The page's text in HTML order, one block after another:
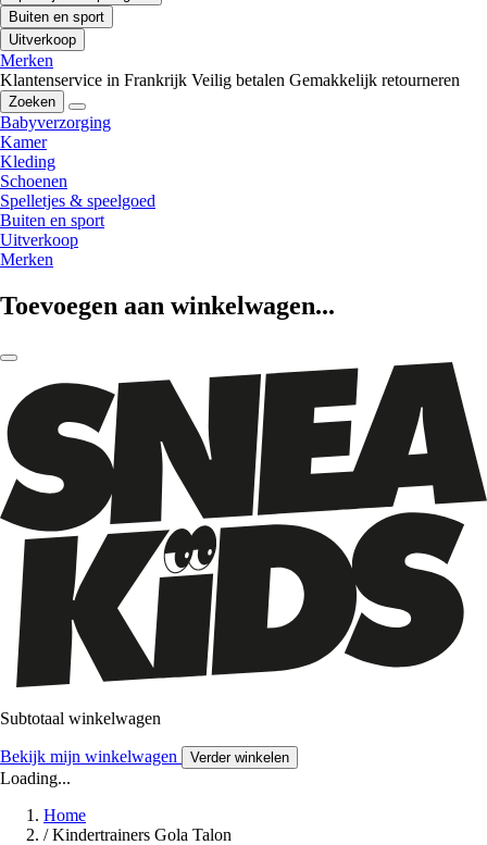
Buiten en sport
Uitverkoop
Merken
Klantenservice in Frankrijk Veilig betalen Gemakkelijk retourneren
Zoeken
Babyverzorging
Kamer
Kleding
Schoenen
Spelletjes & speelgoed
Buiten en sport
Uitverkoop
Merken
Toevoegen aan winkelwagen...
Subtotaal winkelwagen
Bekijk mijn winkelwagen Verder winkelen
Loading...
Home
/ Kindertrainers Gola Talon